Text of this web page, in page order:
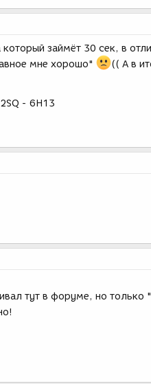
займёт 30 сек, в
мне хорошо"
(( А в
- 6H13
тут в форуме, но только